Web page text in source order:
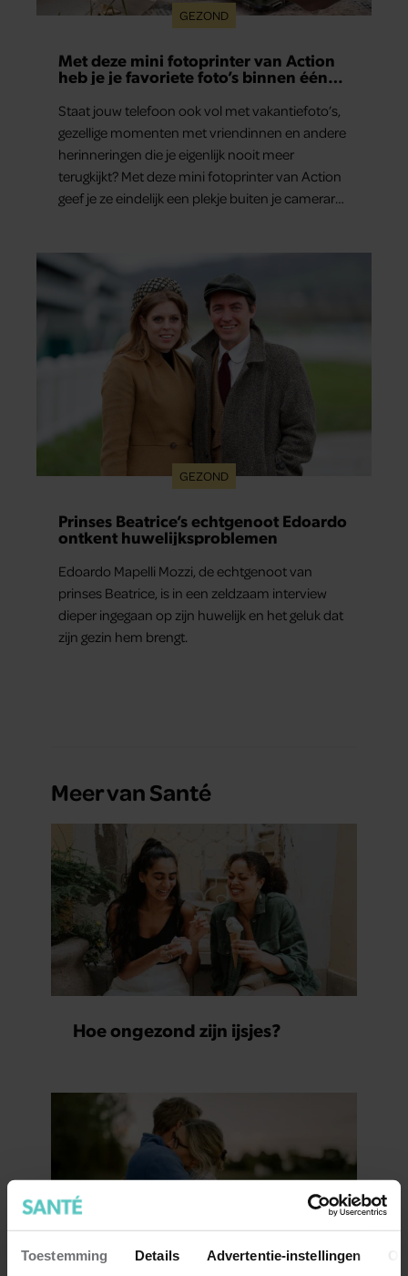
Toestemming Details Advertentie-instellingen
GEZOND
Met deze mini fotoprinter van Action
heb je je favoriete foto’s binnen één
Staat jouw telefoon ook vol met vakantiefoto’s,
gezellige momenten met vriendinnen en andere
herinneringen die je eigenlijk nooit meer
terugkijkt? Met deze mini fotoprinter van Action
geef je ze eindelijk een plekje buiten je camerarol.
GEZOND
Prinses Beatrice’s echtgenoot Edoardo
ontkent huwelijksproblemen
Edoardo Mapelli Mozzi, de echtgenoot van
prinses Beatrice, is in een zeldzaam interview
dieper ingegaan op zijn huwelijk en het geluk dat
zijn gezin hem brengt.
Meer van Santé
Hoe ongezond zijn ijsjes?